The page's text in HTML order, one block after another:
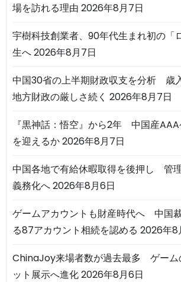
場を訪れる理由 2026年8月7日
宇樹科技創業者、90年代生まれ初の「
生へ2026年8月7日
中国30省の上半期財政収支を分析 歳
地方財政の厳しさ続く 2026年8月7日
『黒神話：悟空』から2年 中国産
を迎えるか2026年8月7日
中国各地で有給休暇取得を後押し 管
義務化へ2026年8月6日
ゲームアカウントも財産時代へ 中国
る87アカウント相続を認める 2026年8
ChinaJoy来場者数が過去最多 ゲーム
ット展示へ進化2026年8月6日